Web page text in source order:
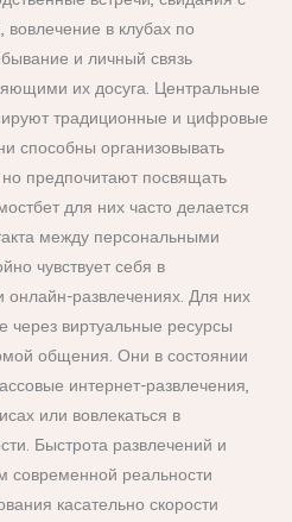
в клубах по
и личный связь
их досуга. Центральные
традиционные и цифровые
способны организовывать
предпочитают посвящать
для них часто делается
между персональными
чувствует себя в
онлайн-развлечениях. Для них
через виртуальные ресурсы
общения. Они в состоянии
интернет-развлечения,
или вовлекаться в
Быстрота развлечений и
современной реальности
касательно скорости